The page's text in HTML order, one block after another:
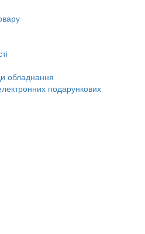
обладнання
подарункових